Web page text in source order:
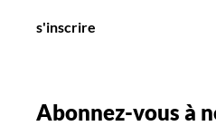
s'inscrire
Abonnez-vous à